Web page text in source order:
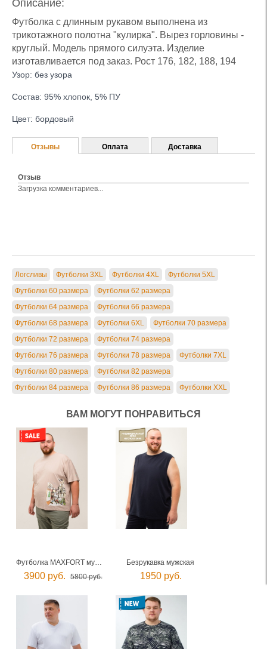
Описание:
Футболка с длинным рукавом выполнена из
трикотажного полотна "кулирка". Вырез горловины -
круглый. Модель прямого силуэта. Изделие
изготавливается под заказ. Рост 176, 182, 188, 194
Узор: без узора
Состав: 95% хлопок, 5% ПУ
Цвет: бордовый
Отзывы
Отзыв
Загрузка комментариев...
Оплата Доставка
Логсливы Футболки 3XL Футболки 4XL
Футболки 5XL
Футболки 60 размера
Футболки 62 размера
Футболки 64 размера
Футболки 66 размера
Футболки 68 размера
Футболки 6XL
Футболки 70 размера
Футболки 72 размера
Футболки 74 размера
Футболки 76 размера
Футболки 78 размера
Футболки 7XL
Футболки 80 размера
Футболки 82 размера
Футболки 84 размера
Футболки 86 размера Футболки XXL
ВАМ МОГУТ ПОНРАВИТЬСЯ
Футболка MAXFORT мужская
3900 руб. 5800 руб.
Безрукавка мужская
1950 руб.